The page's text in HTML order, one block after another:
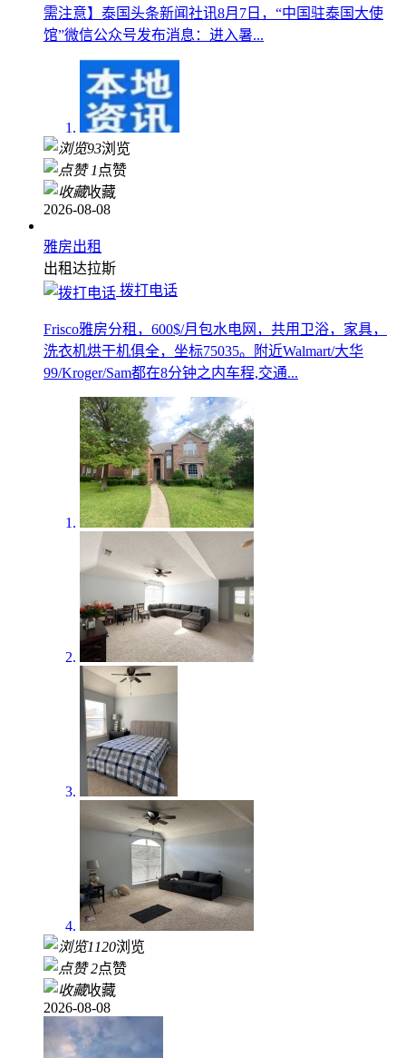
需注意】泰国头条新闻社讯8月7日，“中国驻泰国大使
馆”微信公众号发布消息：进入暑...
93浏览
1 点赞
收藏
2026-08-08
雅房出租
出租达拉斯
拨打电话
Frisco雅房分租，600$/月包水电网，共用卫浴，家具，
洗衣机烘干机俱全，坐标75035。附近Walmart/大华
99/Kroger/Sam都在8分钟之内车程,交通...
1120浏览
2点赞
收藏
2026-08-08